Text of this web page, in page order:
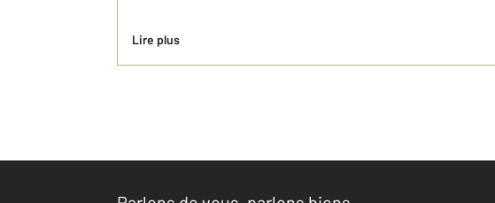
Lire plus